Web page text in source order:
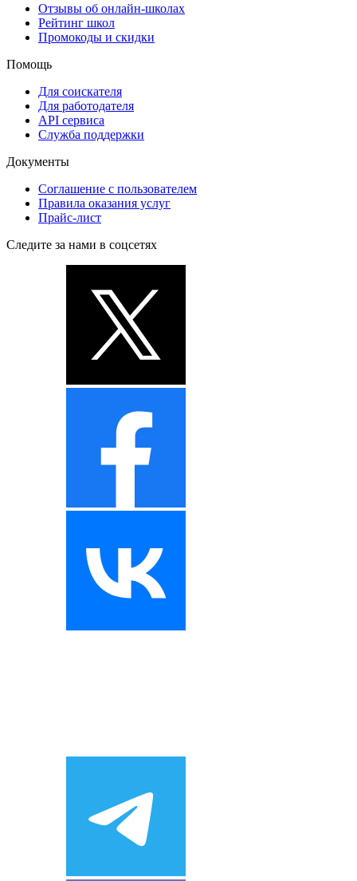
Отзывы об онлайн-школах
Рейтинг школ
Промокоды и скидки
Помощь
Для соискателя
Для работодателя
API сервиса
Служба поддержки
Документы
Соглашение с пользователем
Правила оказания услуг
Прайс-лист
Следите за нами в соцсетях